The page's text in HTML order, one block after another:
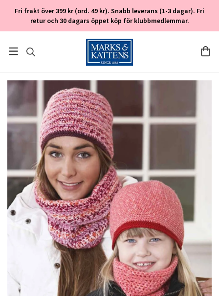
Fri frakt över 399 kr (ord. 49 kr). Snabb leverans (1-3 dagar). Fri
retur och 30 dagars öppet köp för klubbmedlemmar.